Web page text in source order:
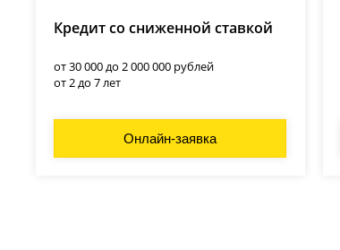
Кредит со сниженной ставкой
от 30 000 до 2 000 000 рублей
от 2 до 7 лет
Онлайн-заявка